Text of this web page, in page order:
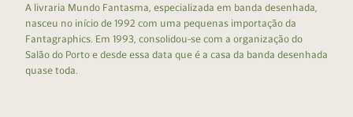
A livraria Mundo Fantasma, especializada em banda desenhada,
nasceu no início de 1992 com uma pequenas importação da
Fantagraphics. Em 1993, consolidou-se com a organização do
Salão do Porto e desde essa data que é a casa da banda desenhada
quase toda.